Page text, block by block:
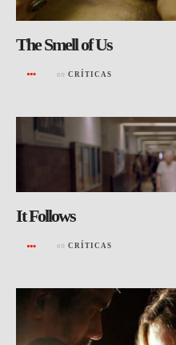
The Smell of Us
en CRÍTICAS
It Follows
en CRÍTICAS